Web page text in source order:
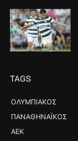
TAGS
ΟΛΥΜΠΙΑΚΌΣ
ΠΑΝΑΘΗΝΑΪΚΌΣ
ΑΕΚ